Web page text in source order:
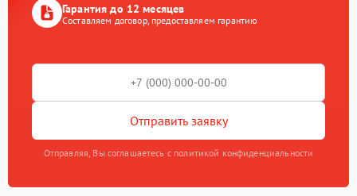
Гарантия до 12 месяцев
Составляем договор, предоставляем гарантию
Отправить заявку
Отправляя, Вы соглашаетесь с политикой конфиденциальности